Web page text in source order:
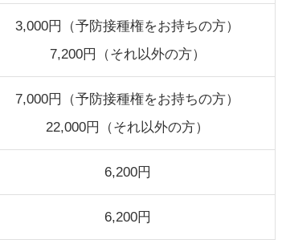
3,000円（予防接種権をお持ちの方）
7,200円（それ以外の方）
7,000円（予防接種権をお持ちの方）
22,000円（それ以外の方）
6,200円
6,200円